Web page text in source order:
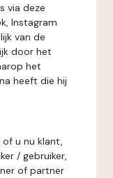
via deze
Instagram
van de
door het
het
heeft die hij
u nu klant,
/ gebruiker,
of partner